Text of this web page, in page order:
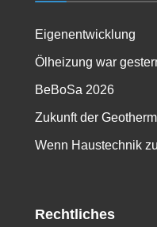
Eigenentwicklung
Ölheizung war
BeBoSa 2026
Zukunft der
Wenn Haustechnik
Rechtliches